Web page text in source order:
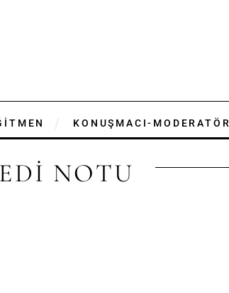
KONUŞMACI-MODERATÖR
NOTU